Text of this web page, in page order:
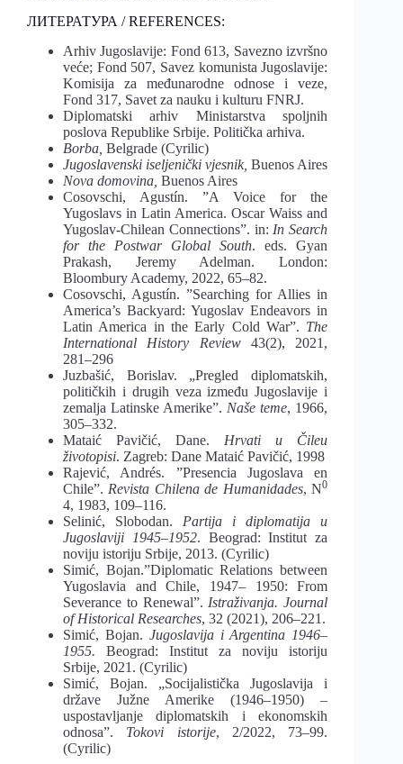
ЛИТЕРАТУРА / REFERENCES:
Arhiv Jugoslavije: Fond 613, Savezno izvršno
veće; Fond 507, Savez komunista Jugoslavije:
Komisija za međunarodne odnose i veze,
Fond 317, Savet za nauku i kulturu FNRJ.
Diplomatski arhiv Ministarstva spoljnih
poslova Republike Srbije. Politička arhiva.
Borba, Belgrade (Cyrilic)
Jugoslavenski iseljenički vjesnik, Buenos Aires
Nova domovina, Buenos Aires
Cosovschi, Agustín. ”A Voice for the
Yugoslavs in Latin America. Oscar Waiss and
Yugoslav-Chilean Connections”. in: In Search
for the Postwar Global South. eds. Gyan
Prakash, Jeremy Adelman. London:
Bloombury Academy, 2022, 65–82.
Cosovschi, Agustín. ”Searching for Allies in
America’s Backyard: Yugoslav Endeavors in
Latin America in the Early Cold War”. The
International History Review43(2), 2021,
281–296
Juzbašić, Borislav. „Pregled diplomatskih,
političkih i drugih veza između Jugoslavije i
zemalja Latinske Amerike”. Naše teme, 1966,
305–332.
Mataić Pavičić, Dane. Hrvati u Čileu
životopisi. Zagreb: Dane Mataić Pavičić, 1998
Rajević, Andrés. ”Presencia Jugoslava en
Chile”. Revista Chilena de Humanidades, N0
4, 1983, 109–116.
Selinić, Slobodan. Partija i diplomatija u
Jugoslaviji 1945–1952. Beograd: Institut za
noviju istoriju Srbije, 2013. (Cyrilic)
Simić, Bojan.”Diplomatic Relations between
Yugoslavia and Chile, 1947– 1950: From
Severance to Renewal”. Istraživanja. Journal
of Historical Researches, 32 (2021), 206–221.
Simić, Bojan. Jugoslavija i Argentina 1946–
1955. Beograd: Institut za noviju istoriju
Srbije, 2021. (Cyrilic)
Simić, Bojan. „Socijalistička Jugoslavija i
države Južne Amerike (1946–1950) –
uspostavljanje diplomatskih i ekonomskih
odnosa”. Tokovi istorije, 2/2022, 73–99.
(Cyrilic)